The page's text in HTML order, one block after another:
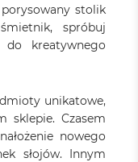
stolik
spróbuj
kreatywnego
unikatowe,
sklepie. Czasem
nowego
słojów. Innym